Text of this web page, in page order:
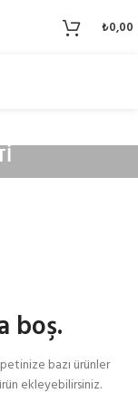
₺0,00
boş.
bazı ürünler
ekleyebilirsiniz.